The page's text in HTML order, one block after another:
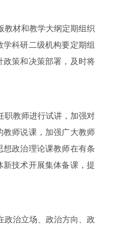
材和教学大纲定期组织
科研二级机构要定期组
策和决策部署，及时将
教师进行试讲，加强对
师说课，加强广大教师
政治理论课教师在有条
技术开展集体备课，提
治立场、政治方向、政